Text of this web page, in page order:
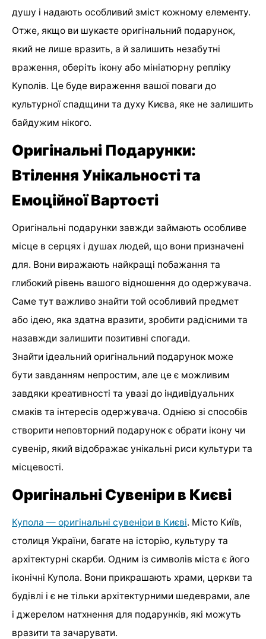
душу і надають особливий зміст кожному елементу.
Отже, якщо ви шукаєте оригінальний подарунок,
який не лише вразить, а й залишить незабутні
враження, оберіть ікону або мініатюрну репліку
Куполів. Це буде вираження вашої поваги до
культурної спадщини та духу Києва, яке не залишить
байдужим нікого.
Оригінальні Подарунки:
Втілення Унікальності та
Емоційної Вартості
Оригінальні подарунки завжди займають особливе
місце в серцях і душах людей, що вони призначені
для. Вони виражають найкращі побажання та
глибокий рівень вашого відношення до одержувача.
Саме тут важливо знайти той особливий предмет
або ідею, яка здатна вразити, зробити радісними та
назавжди залишити позитивні спогади.
Знайти ідеальний оригінальний подарунок може
бути завданням непростим, але це є можливим
завдяки креативності та увазі до індивідуальних
смаків та інтересів одержувача. Однією зі способів
створити неповторний подарунок є обрати ікону чи
сувенір, який відображає унікальні риси культури та
місцевості.
Оригінальні Сувеніри в Києві
Купола — оригінальні сувеніри в Києві. Місто Київ,
столиця України, багате на історію, культуру та
архітектурні скарби. Одним із символів міста є його
іконічні Купола. Вони прикрашають храми, церкви та
будівлі і є не тільки архітектурними шедеврами, але
і джерелом натхнення для подарунків, які можуть
вразити та зачарувати.